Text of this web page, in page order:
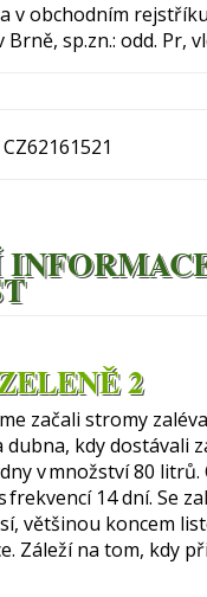
v obchodním
sp.zn.: odd. Pr,
2
začali stromy
kdy dostávali
v množství 80 litrů.
frekvencí 14 dní. Se
většinou koncem
Záleží na tom, kdy